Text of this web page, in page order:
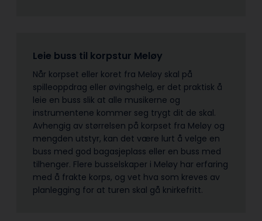
Leie buss til korpstur Meløy
Når korpset eller koret fra Meløy skal på
spilleoppdrag eller øvingshelg, er det praktisk å
leie en buss slik at alle musikerne og
instrumentene kommer seg trygt dit de skal.
Avhengig av størrelsen på korpset fra Meløy og
mengden utstyr, kan det være lurt å velge en
buss med god bagasjeplass eller en buss med
tilhenger. Flere busselskaper i Meløy har erfaring
med å frakte korps, og vet hva som kreves av
planlegging for at turen skal gå knirkefritt.